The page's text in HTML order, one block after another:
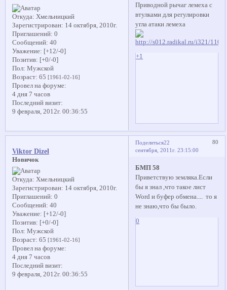
Откуда: Хмельницкий
Зарегистрирован: 14 октября, 2010г.
Приглашений: 0
Сообщений: 40
Уважение: [+12/-0]
Позитив: [+0/-0]
Пол: Мужской
Возраст: 65 [1961-02-16]
Провел на форуме:
4 дня 7 часов
Последний визит:
9 февраля, 2012г. 00:36:55
Приводной рычаг лемеха с
втулками для регулировки
угла атаки лемеха
+1
Поделиться 80
22
сентября, 2011г. 23:15:00
Viktor Dizel
Новичок
Откуда: Хмельницкий
Зарегистрирован: 14 октября, 2010г.
Приглашений: 0
Сообщений: 40
Уважение: [+12/-0]
Позитив: [+0/-0]
Пол: Мужской
Возраст: 65 [1961-02-16]
Провел на форуме:
4 дня 7 часов
Последний визит:
9 февраля, 2012г. 00:36:55
БМП 58
Приветствую земляка.Если
бы я знал ,что такое лист
Word и буфер обмена.... то я
не знаю,что бы было.
0